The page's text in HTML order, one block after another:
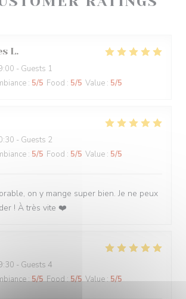
L
- Guests 1
: 5/5 Food : 5/5 Value : 5/5
- Guests 2
: 5/5 Food : 5/5 Value : 5/5
on y mange super bien. Je ne peux
! À très vite ❤️
- Guests 4
:5/5 Food:5/5 Value:5/5